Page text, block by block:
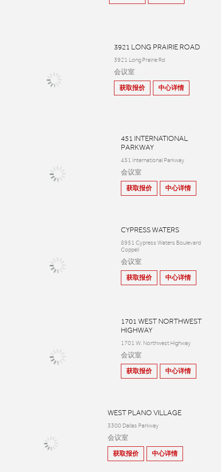
3921 LONG PRAIRIE ROAD
3921 Long Prairie Rd
会议室
获取报价 中心详情
451 INTERNATIONAL
PARKWAY
451 International Parkway
会议室
获取报价 中心详情
CYPRESS WATERS
8951 Cypress Waters Boulevard
Coppell
会议室
获取报价 中心详情
1701 WEST NORTHWEST
HIGHWAY
1701 W. Northwest Highway
会议室
获取报价 中心详情
WEST PLANO VILLAGE
3300 Dallas Parkway
会议室
获取报价 中心详情